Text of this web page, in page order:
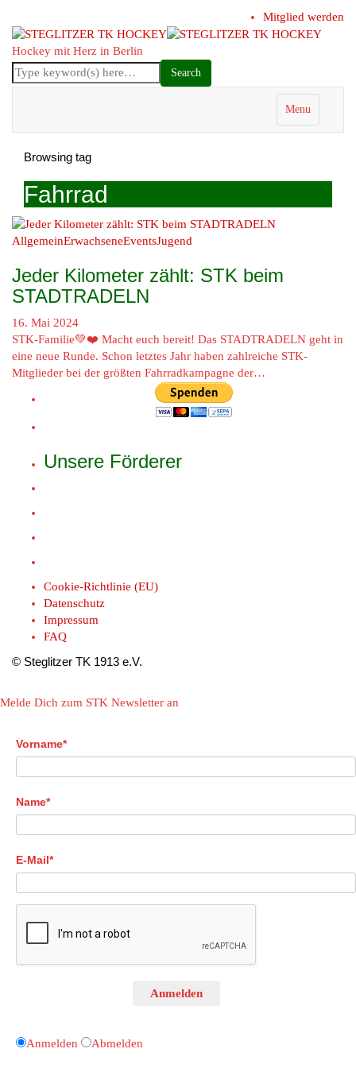
Mitglied werden
Hockey mit Herz in Berlin
Menu
Browsing tag
Fahrrad
AllgemeinErwachseneEventsJugend
Jeder Kilometer zählt: STK beim
STADTRADELN
16. Mai 2024
STK-Familie💚❤️ Macht euch bereit! Das STADTRADELN geht in
eine neue Runde. Schon letztes Jahr haben zahlreiche STK-
Mitglieder bei der größten Fahrradkampagne der…
Unsere Förderer
Cookie-Richtlinie (EU)
Datenschutz
Impressum
FAQ
© Steglitzer TK 1913 e.V.
Melde Dich zum STK Newsletter an
Vorname*
Name*
E-Mail*
Anmelden
Anmelden Abmelden